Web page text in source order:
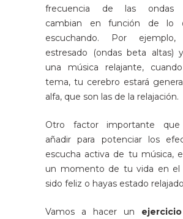
frecuencia de las ondas
cambian en función de lo
escuchando. Por
estresado (ondas beta altas)
una música relajante,
tema, tu cerebro estará
alfa, que son las de la relajación.
Otro factor importante que
añadir para potenciar los
escucha activa de tu música,
un momento de tu vida en el
sido feliz o hayas estado
Vamos a hacer un